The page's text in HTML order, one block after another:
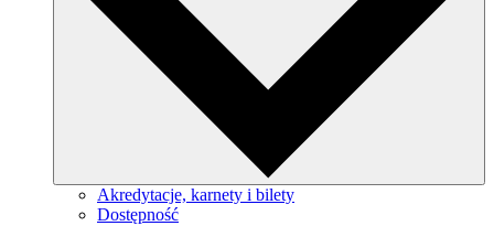
Akredytacje, karnety i bilety
Dostępność